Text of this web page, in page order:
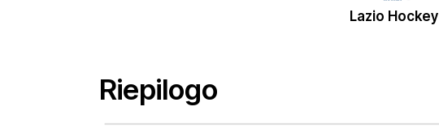
Lazio Hockey
Riepilogo